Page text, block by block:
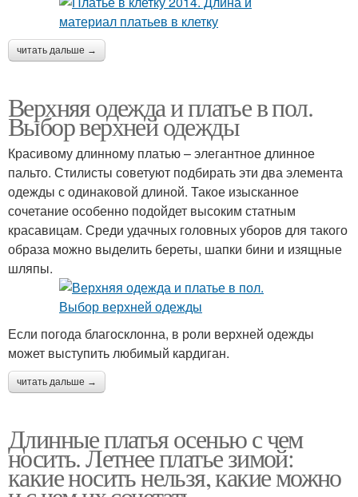
читать дальше →
Верхняя одежда и платье в пол.
Выбор верхней одежды
Красивому длинному платью – элегантное длинное
пальто. Стилисты советуют подбирать эти два элемента
одежды с одинаковой длиной. Такое изысканное
сочетание особенно подойдет высоким статным
красавицам. Среди удачных головных уборов для такого
образа можно выделить береты, шапки бини и изящные
шляпы.
Если погода благосклонна, в роли верхней одежды
может выступить любимый кардиган.
читать дальше →
Длинные платья осенью с чем
носить. Летнее платье зимой:
какие носить нельзя, какие можно